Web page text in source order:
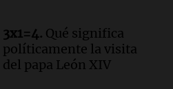
3x1=4. Qué significa
políticamente la visita
del papa León XIV